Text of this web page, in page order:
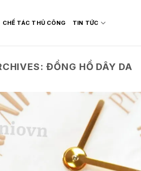
CHẾ TÁC THỦ CÔNG TIN TỨC
ĐỒNG HỒ DÂY DA